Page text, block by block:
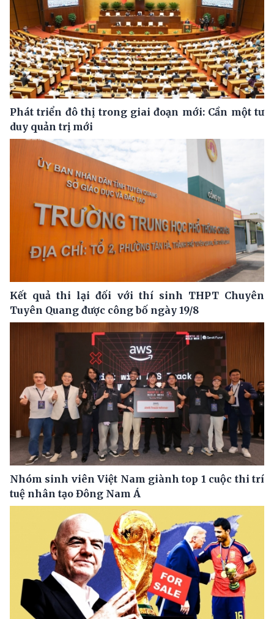
Phát triển đô thị trong giai đoạn mới: Cần một tư
duy quản trị mới
Kết quả thi lại đối với thí sinh THPT Chuyên
Tuyên Quang được công bố ngày 19/8
Nhóm sinh viên Việt Nam giành top 1 cuộc thi trí
tuệ nhân tạo Đông Nam Á